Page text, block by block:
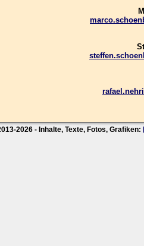
2026 - Inhalte, Texte, Fotos, Grafiken: